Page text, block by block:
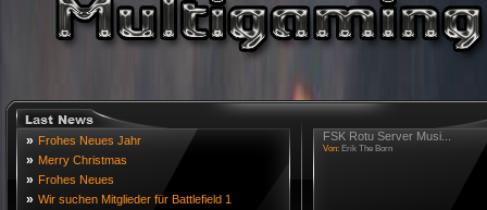
» Frohes Neues Jahr
» Merry Christmas
» Frohes Neues
» Wir suchen Mitglieder für Battlefield 1
FSK Rotu Server Musi...
Von: Erik The Born